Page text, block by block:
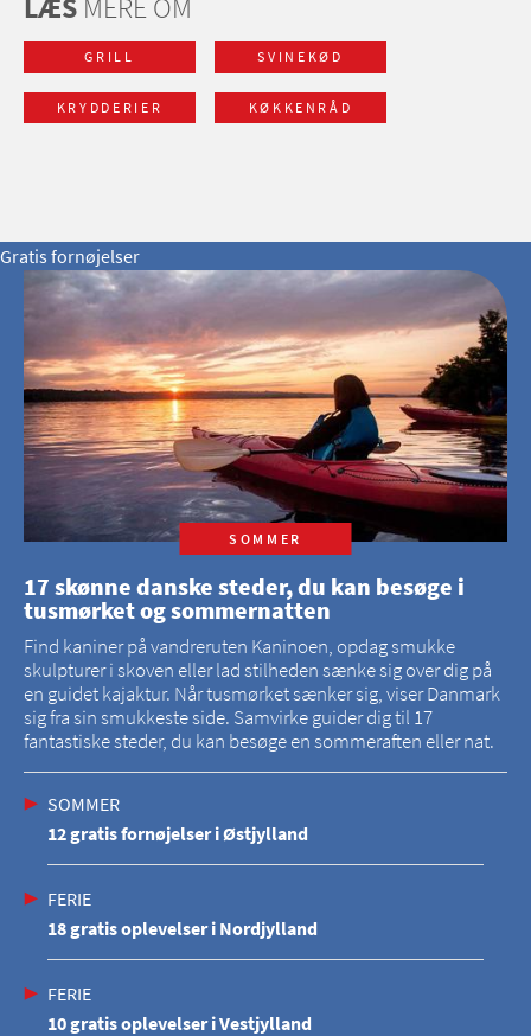
LÆS MERE OM
GRILL SVINEKØD
KRYDDERIER KØKKENRÅD
Gratis fornøjelser
SOMMER
17 skønne danske steder, du kan besøge i
tusmørket og sommernatten
Find kaniner på vandreruten Kaninoen, opdag smukke
skulpturer i skoven eller lad stilheden sænke sig over dig på
en guidet kajaktur. Når tusmørket sænker sig, viser Danmark
sig fra sin smukkeste side. Samvirke guider dig til 17
fantastiske steder, du kan besøge en sommeraften eller nat.
SOMMER
12 gratis fornøjelser i Østjylland
FERIE
18 gratis oplevelser i Nordjylland
FERIE
10 gratis oplevelser i Vestjylland